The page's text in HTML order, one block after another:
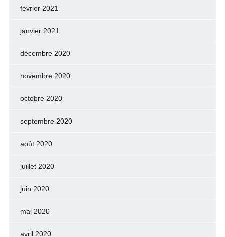
février 2021
janvier 2021
décembre 2020
novembre 2020
octobre 2020
septembre 2020
août 2020
juillet 2020
juin 2020
mai 2020
avril 2020